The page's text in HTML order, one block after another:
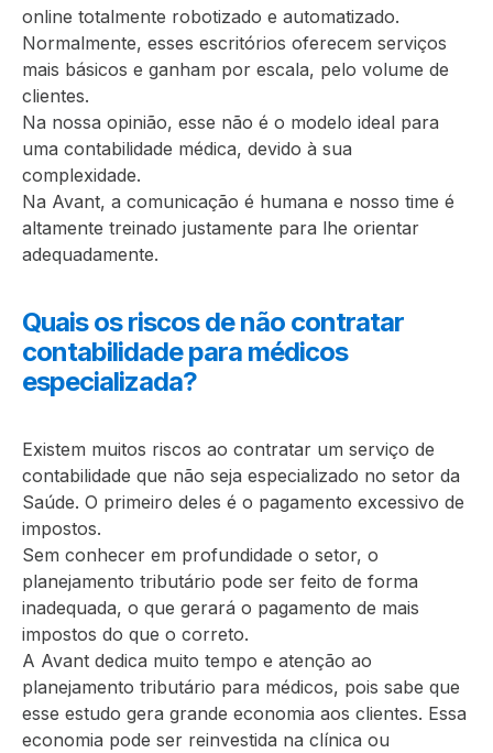
online totalmente robotizado e automatizado.
Normalmente, esses escritórios oferecem serviços
mais básicos e ganham por escala, pelo volume de
clientes.
Na nossa opinião, esse não é o modelo ideal para
uma contabilidade médica, devido à sua
complexidade.
Na Avant, a comunicação é humana e nosso time é
altamente treinado justamente para lhe orientar
adequadamente.
Quais os riscos de não contratar
contabilidade para médicos
especializada?
Existem muitos riscos ao contratar um serviço de
contabilidade que não seja especializado no setor da
Saúde. O primeiro deles é o pagamento excessivo de
impostos.
Sem conhecer em profundidade o setor, o
planejamento tributário pode ser feito de forma
inadequada, o que gerará o pagamento de mais
impostos do que o correto.
A Avant dedica muito tempo e atenção ao
planejamento tributário para médicos, pois sabe que
esse estudo gera grande economia aos clientes. Essa
economia pode ser reinvestida na clínica ou